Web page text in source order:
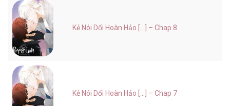
Kẻ Nói Dối Hoàn Hảo [...] – Chap 8
Kẻ Nói Dối Hoàn Hảo [...] – Chap 7